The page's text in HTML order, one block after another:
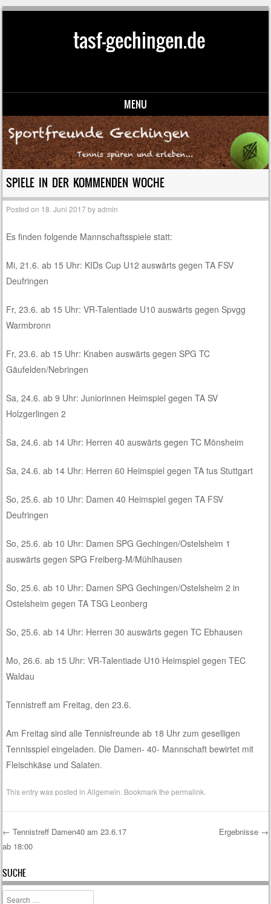
tasf-gechingen.de
MENU
Skip to content
SPIELE IN DER KOMMENDEN WOCHE
Posted on 18. Juni 2017byadmin
Es finden folgende Mannschaftsspiele statt:
Mi, 21.6. ab 15 Uhr: KIDs Cup U12 auswärts gegen TA FSV
Deufringen
Fr, 23.6. ab 15 Uhr: VR-Talentiade U10 auswärts gegen Spvgg
Warmbronn
Fr, 23.6. ab 15 Uhr: Knaben auswärts gegen SPG TC
Gäufelden/Nebringen
Sa, 24.6. ab 9 Uhr: Juniorinnen Heimspiel gegen TA SV
Holzgerlingen 2
Sa, 24.6. ab 14 Uhr: Herren 40 auswärts gegen TC Mönsheim
Sa, 24.6. ab 14 Uhr: Herren 60 Heimspiel gegen TA tus Stuttgart
So, 25.6. ab 10 Uhr: Damen 40 Heimspiel gegen TA FSV
Deufringen
So, 25.6. ab 10 Uhr: Damen SPG Gechingen/Ostelsheim 1
auswärts gegen SPG Freiberg-M/Mühlhausen
So, 25.6. ab 10 Uhr: Damen SPG Gechingen/Ostelsheim 2 in
Ostelsheim gegen TA TSG Leonberg
So, 25.6. ab 14 Uhr: Herren 30 auswärts gegen TC Ebhausen
Mo, 26.6. ab 15 Uhr: VR-Talentiade U10 Heimspiel gegen TEC
Waldau
Tennistreff am Freitag, den 23.6.
Am Freitag sind alle Tennisfreunde ab 18 Uhr zum geselligen
Tennisspiel eingeladen. Die Damen- 40- Mannschaft bewirtet mit
Fleischkäse und Salaten.
This entry was posted inAllgemein . Bookmark thepermalink
Post navigation
← Tennistreff Damen40 am 23.6.17
ab 18:00
Ergebnisse →
SUCHE
Search